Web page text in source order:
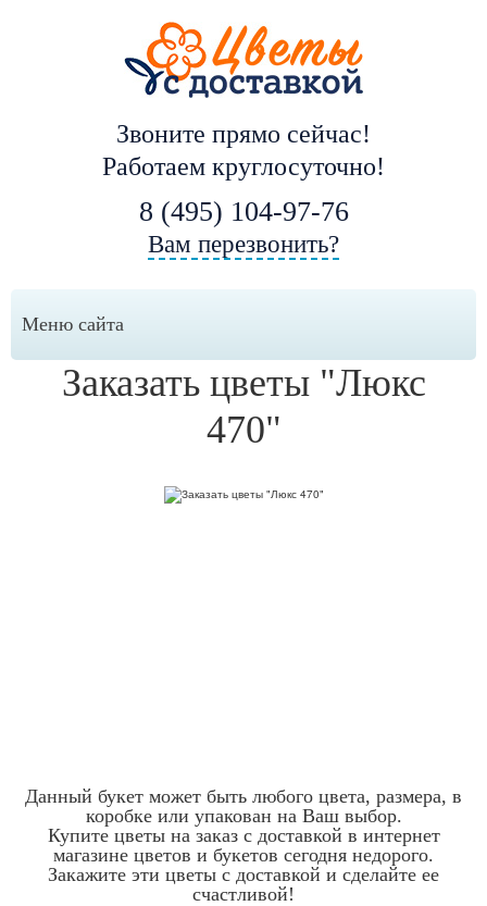
Звоните прямо сейчас!
Работаем круглосуточно!
8 (495) 104-97-76
Вам перезвонить?
Меню сайта
Заказать цветы "Люкс
470"
Данный букет может быть любого цвета, размера, в
коробке или упакован на Ваш выбор.
Купите цветы на заказ с доставкой в интернет
магазине цветов и букетов сегодня недорого.
Закажите эти цветы с доставкой и сделайте ее
счастливой!